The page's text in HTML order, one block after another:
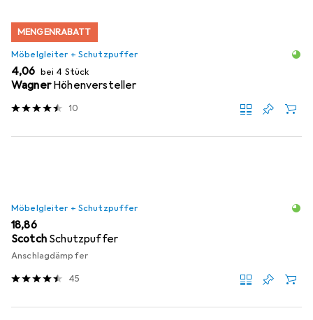
MENGENRABATT
Möbelgleiter + Schutzpuffer
EUR
4,06 bei 4 Stück
Wagner Höhenversteller
10
Möbelgleiter + Schutzpuffer
EUR
18,86
Scotch Schutzpuffer
Anschlagdämpfer
45